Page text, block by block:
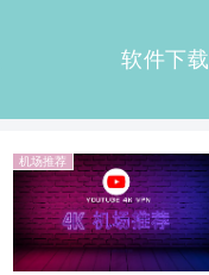
软件下载
机场推荐